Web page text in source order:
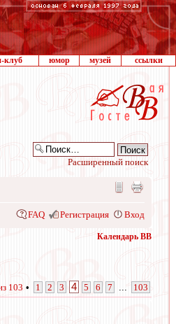
клуб юмор музей ссылки
Расширенный поиск
FAQ Регистрация Вход
Календарь ВВ
103 • 1 2 3 4 5 6 7 103